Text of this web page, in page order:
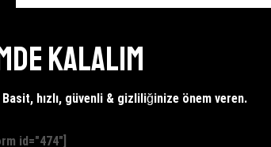
kalalım
hızlı, güvenli & gizliliğinize önem veren.
id="474"]